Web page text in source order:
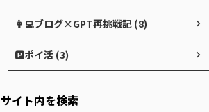
👩‍💻ブログ×GPT再挑戦記 (8)
🅿️ポイ活 (3)
サイト内を検索